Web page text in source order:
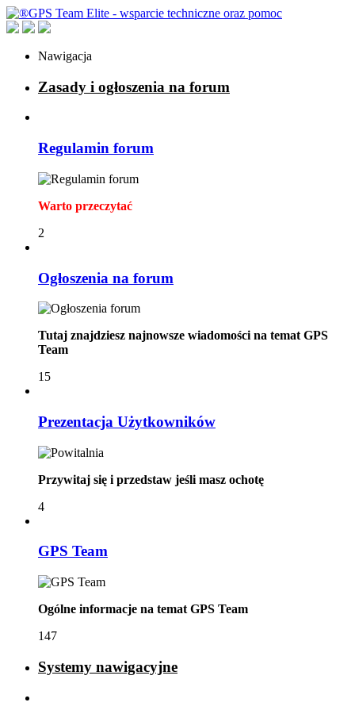
Nawigacja
Zasady i ogłoszenia na forum
Regulamin forum
Warto przeczytać
2
Ogłoszenia na forum
Tutaj znajdziesz najnowsze wiadomości na temat GPS
Team
15
Prezentacja Użytkowników
Przywitaj się i przedstaw jeśli masz ochotę
4
GPS Team
Ogólne informacje na temat GPS Team
147
Systemy nawigacyjne